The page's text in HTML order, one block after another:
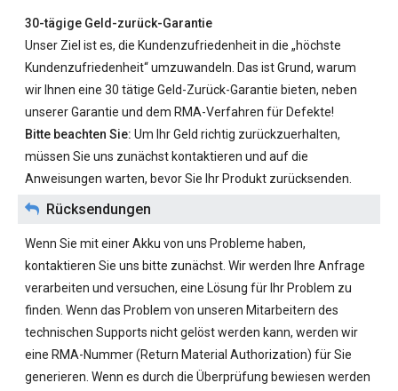
30-tägige Geld-zurück-Garantie
Unser Ziel ist es, die Kundenzufriedenheit in die „höchste
Kundenzufriedenheit“ umzuwandeln. Das ist Grund, warum
wir Ihnen eine 30 tätige Geld-Zurück-Garantie bieten, neben
unserer Garantie und dem RMA-Verfahren für Defekte!
Bitte beachten Sie: Um Ihr Geld richtig zurückzuerhalten,
müssen Sie uns zunächst kontaktieren und auf die
Anweisungen warten, bevor Sie Ihr Produkt zurücksenden.
Rücksendungen
Wenn Sie mit einer Akku von uns Probleme haben,
kontaktieren Sie uns bitte zunächst. Wir werden Ihre Anfrage
verarbeiten und versuchen, eine Lösung für Ihr Problem zu
finden. Wenn das Problem von unseren Mitarbeitern des
technischen Supports nicht gelöst werden kann, werden wir
eine RMA-Nummer (Return Material Authorization) für Sie
generieren. Wenn es durch die Überprüfung bewiesen werden